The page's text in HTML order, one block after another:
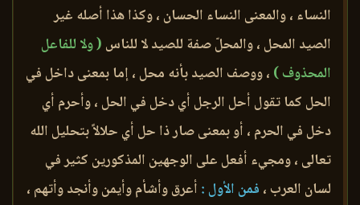
النساء ، والمعنى النساء الحسان ، وكذا هذا أصله غير
الصيد المحل ، والمحلّ صفة للصيد لا للناس ( ولا للفاعل
المحذوف ) ، ووصف الصيد بأنه محل ، إما بمعنى داخل في
الحل كما تقول أحل الرجل أي دخل في الحل ، وأحرم أي
دخل في الحرم ، أو بمعنى صار ذا حل أي حلالاً بتحليل الله
تعالى ، ومجيء أفعل على الوجهين المذكورين كثير في
لسان العرب ، فمن الأول : أعرق وأشأم وأيمن وأنجد وأتهم ،